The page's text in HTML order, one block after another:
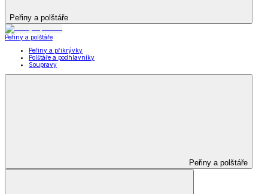
Peřiny a polštáře
Peřiny a polštáře
Peřiny a přikrývky
Polštáře a podhlavníky
Soupravy
Peřiny a polštáře